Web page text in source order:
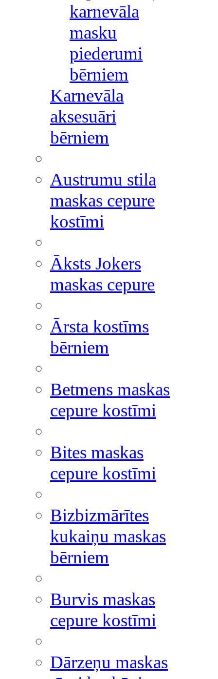
karnevāla
masku
piederumi
bērniem
Karnevāla
aksesuāri
bērniem
Austrumu stila
maskas cepure
kostīmi
Āksts Jokers
maskas cepure
Ārsta kostīms
bērniem
Betmens maskas
cepure kostīmi
Bites maskas
cepure kostīmi
Bizbizmārītes
kukaiņu maskas
bērniem
Burvis maskas
cepure kostīmi
Dārzeņu maskas